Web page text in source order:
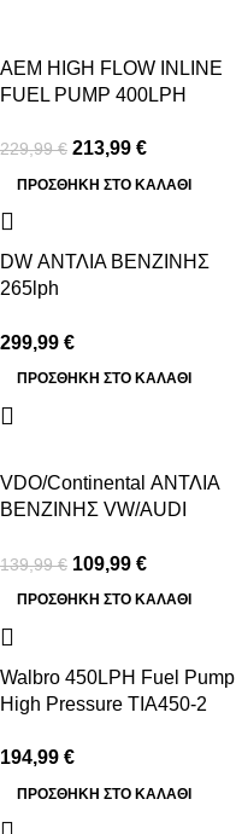
AEM HIGH FLOW INLINE
FUEL PUMP 400LPH
229,99€ 213,99 €
ΠΡΟΣΘΉΚΗ ΣΤΟ ΚΑΛΆΘΙ
DW ΑΝΤΛΙΑ ΒΕΝΖΙΝΗΣ
265lph
AWD
299,99 €
ΠΡΟΣΘΉΚΗ ΣΤΟ ΚΑΛΆΘΙ
-21%
VDO/Continental ΑΝΤΛΙΑ
ΒΕΝΖΙΝΗΣ VW/AUDI
(ΜΠΡΟΣΤΙΝΟΚΙΝΗΤΟ)
139,99€ 109,99 €
ΠΡΟΣΘΉΚΗ ΣΤΟ ΚΑΛΆΘΙ
Walbro 450LPH Fuel Pump
High Pressure TIA450-2
Ethanol) TI Automotive
194,99 €
ΠΡΟΣΘΉΚΗ ΣΤΟ ΚΑΛΆΘΙ